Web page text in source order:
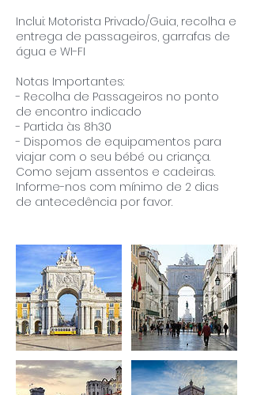
Inclui: Motorista Privado/Guia, recolha e
entrega de passageiros, garrafas de
água e WI-FI
Notas Importantes:
- Recolha de Passageiros no ponto
de encontro indicado
- Partida às 8h30
- Dispomos de equipamentos para
viajar com o seu bébé ou criança.
Como sejam assentos e cadeiras.
Informe-nos com mínimo de 2 dias